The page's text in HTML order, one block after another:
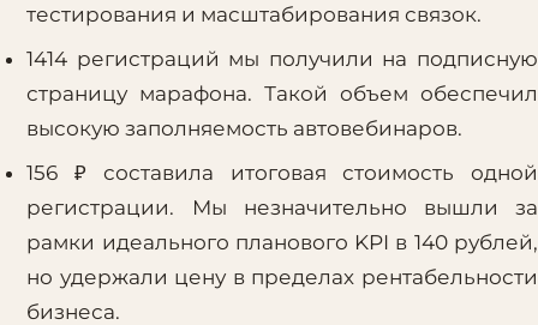
тестирования и масштабирования связок.
1414 регистраций мы получили на подписную
страницу марафона. Такой объем обеспечил
высокую заполняемость автовебинаров.
156 ₽ составила итоговая стоимость одной
регистрации. Мы незначительно вышли за
рамки идеального планового KPI в 140 рублей,
но удержали цену в пределах рентабельности
бизнеса.